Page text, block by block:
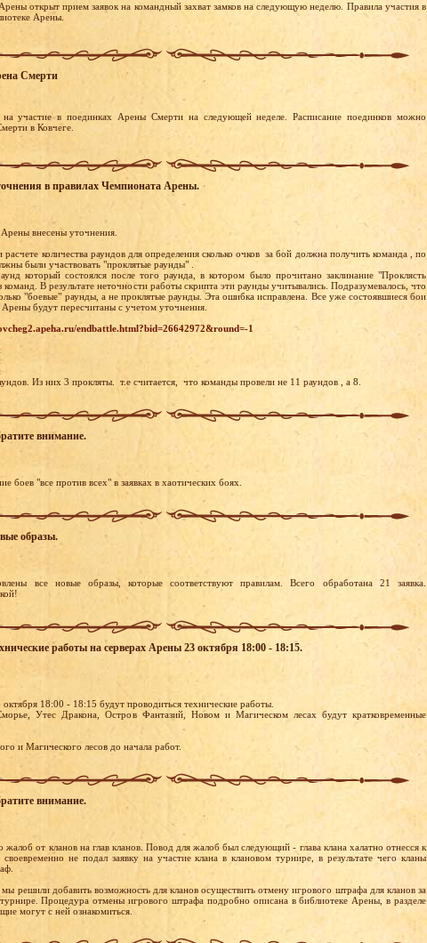
открыт прием заявок на командный захват замков на следующую неделю. Правила участия в
Арены.
Смерти
участие в поединках Арены Смерти на следующей неделе. Расписание поединков можно
в Ковчеге.
в правилах Чемпионата Арены.
внесены уточнения.
количества раундов для определения сколько очков за бой должна получить команда , по
были участвовать "проклятые раунды" .
который состоялся после того раунда, в котором было прочитано заклинание "Проклясть
В результате неточности работы скрипта эти раунды учитывались. Подразумевалось, что
"боевые" раунды, а не проклятые раунды. Эта ошибка исправлена. Все уже состоявшиеся бои
будут пересчитаны с учетом уточнения.
endbattle.html?bid=26642972&round=-1
Из них 3 прокляты. т.е считается, что команды провели не 11 раундов , а 8.
внимание.
боев "все против всех" в заявках в хаотических боях.
образы.
все новые образы, которые соответствуют правилам. Всего обработана 21 заявка.
работы на серверах Арены 23 октября 18:00 - 18:15.
18:00 - 18:15 будут проводиться технические работы.
Утес Дракона, Остров Фантазий, Новом и Магическом лесах будут кратковременные
и Магического лесов до начала работ.
внимание.
жалоб от кланов на глав кланов. Повод для жалоб был следующий - глава клана халатно отнесся к
не подал заявку на участие клана в клановом турнире, в результате чего кланы
решили добавить возможность для кланов осуществить отмену игрового штрафа для кланов за
Процедура отмены игрового штрафа подробно описана в библиотеке Арены, в разделе
могут с ней ознакомиться.